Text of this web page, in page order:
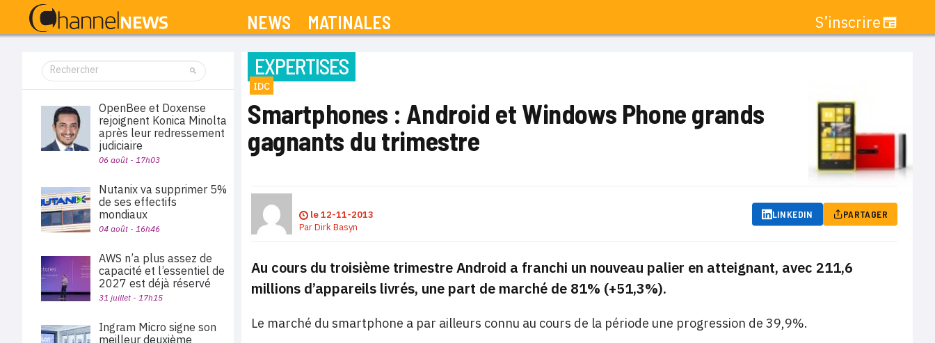
NEWS MATINALES S’inscrire
EXPERTISES
IDC
Smartphones : Android et Windows Phone grands
gagnants du trimestre
le12-11-2013
ParDirk Basyn
LINKEDIN PARTAGER
Au cours du troisième trimestre Android a franchi un nouveau palier en atteignant, avec 211,6
millions d’appareils livrés, une part de marché de 81% (+51,3%).
Le marché du smartphone a par ailleurs connu au cours de la période une progression de 39,9%.
OpenBee et Doxense
rejoignent Konica Minolta
après leur redressement
judiciaire
06 août - 17h03
Nutanix va supprimer 5%
de ses effectifs
mondiaux
04 août - 16h46
AWS n’a plus assez de
capacité et l’essentiel de
2027 est déjà réservé
31 juillet - 17h15
Ingram Micro signe son
meilleur deuxième